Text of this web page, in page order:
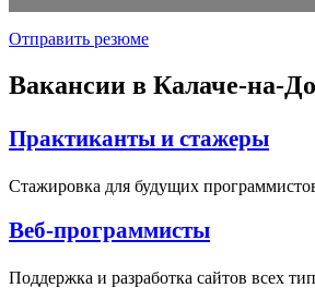
Отправить резюме
Вакансии в Калаче-на-
Практиканты и стажеры
Стажировка для будущих
Веб-программисты
Поддержка и разработка сайтов всех